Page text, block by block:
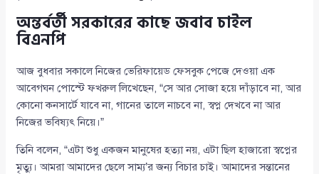
অন্তর্বর্তী সরকারের কাছে জবাব চাইল
বিএনপি
আজ বুধবার সকালে নিজের ভেরিফায়েড ফেসবুক পেজে দেওয়া এক
আবেগঘন পোস্টে ফখরুল লিখেছেন, “সে আর সোজা হয়ে দাঁড়াবে না, আর
কোনো কনসার্টে যাবে না, গানের তালে নাচবে না, স্বপ্ন দেখবে না আর
নিজের ভবিষ্যৎ নিয়ে।”
তিনি বলেন, “এটা শুধু একজন মানুষের হত্যা নয়, এটা ছিল হাজারো স্বপ্নের
মৃত্যু। আমরা আমাদের ছেলে সাম্য’র জন্য বিচার চাই। আমাদের সন্তানের